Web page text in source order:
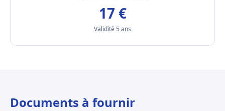
17 €
Validité 5 ans
Documents à fournir